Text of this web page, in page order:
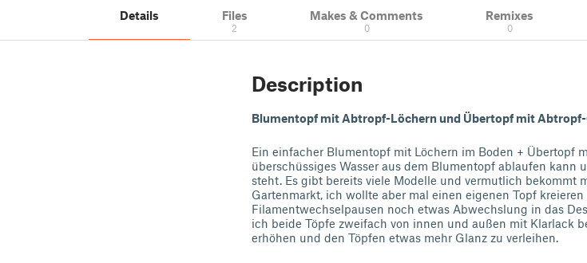
Details Files
2
Makes & Comments
0
Remixes
0
Description
Blumentopf mit Abtropf-Löchern und Übertopf mit
Ein einfacher Blumentopf mit Löchern im Boden + Übertopf
überschüssiges Wasser aus dem Blumentopf ablaufen
steht. Es gibt bereits viele Modelle und vermutlich bekommt
Gartenmarkt, ich wollte aber mal einen eigenen Topf
Filamentwechselpausen noch etwas Abwechslung in das
ich beide Töpfe zweifach von innen und außen mit Klarlack
erhöhen und den Töpfen etwas mehr Glanz zu verleihen.